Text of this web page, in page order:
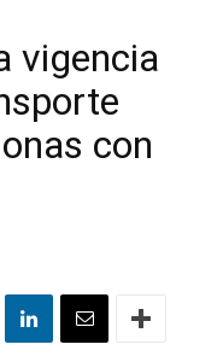
vigencia
con